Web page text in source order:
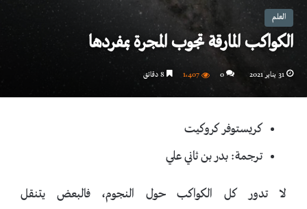
العلم
الكواكب المارقة تجوب المجرة بمفردها
31 يناير 2021 0 1٬407
كريستوفر كروكيت
ترجمة: بدر بن ثاني علي
لا تدور كل الكواكب حول النجوم، فالبعض يتنقل